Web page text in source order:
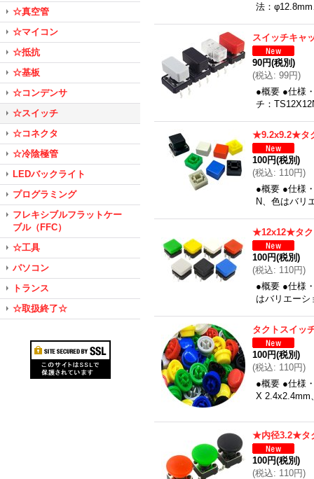
☆真空管
☆マイコン
☆抵抗
☆基板
☆コンデンサ
☆スイッチ
☆コネクタ
☆冷陰極管
LEDバックライト
プログラミング
フレキシブルフラットケー
ブル（FFC）
☆工具
パソコン
トランス
☆取扱終了☆
法：
スイッチキャ
90円(税別)
(税込: 99円)
●概要 ●仕様
チ：
★9.2x9.2★タ
100円(税別)
(税込: 110円)
●概要 ●仕様
N、色はバリ
★12x12★タク
100円(税別)
(税込: 110円)
●概要 ●仕様
はバリエーシ
タクトスイッ
100円(税別)
(税込: 110円)
●概要 ●仕様
X 2.4x2.4mm
★内径3.2★タ
100円(税別)
(税込: 110円)